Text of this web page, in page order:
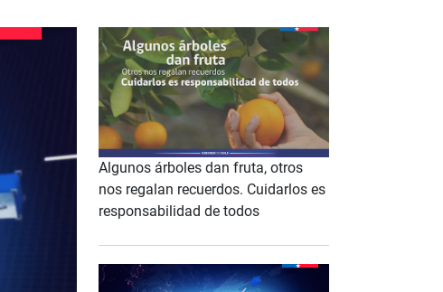
Algunos árboles dan fruta, otros
nos regalan recuerdos. Cuidarlos es
responsabilidad de todos